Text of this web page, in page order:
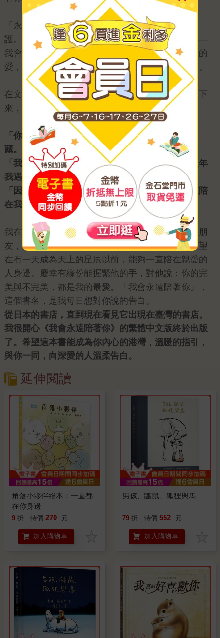
「永遠陪著你」是承諾，是告白，是永遠不變的守
護。無論這個世界如何改變，都如同書名所說的——
我會永遠陪著你，春夏秋冬，朝花夕拾。內心滿滿的
愛，卻口拙無法說出口，所以用這本繪本向你訴說。
在文章的最後，我想將書中我自己最愛的三段話寫下
來，與大家分享。
「你來到了我的生命故事中。這是我最珍貴的寶
藏。」
「我很幸福。現在，今天，還有明天。因為有生之年
我遇見了你。」
「因為有你在，今天是美好的一天。謝謝你，一直陪
在我身邊。」
我在這本書中，讀到了愛情，友情，親情。戀人，朋
友，家人。我想著人生的悲歡離合，月圓月缺，希望
在有一天成為天上的星辰以前，能夠一直陪在親愛的
人身邊。慶幸有緣份能握緊他的手，對他說：你的完
美與不完美，都是我的最愛。「我會永遠陪著你」，
這個書名，是我每日想對你說的告白。
從日本的書店，直到現在看見它出現在臺灣的書店。
我很開心《我會永遠陪著你》的繁體中文版終於出版
了。希望這本書能成為你內心的港灣，溫暖的指引，
與你一同，向深愛的人溫柔告白。
延伸閱讀
角落小夥伴繪本：一直都
在你身邊
9 折 特價 270 元
加入購物車
男孩、鼴鼠、狐狸與馬
79 折 特價 552 元
加入購物車